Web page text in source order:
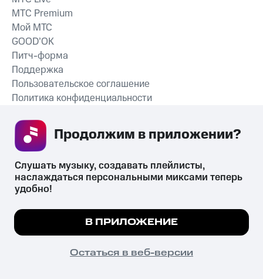
СКАЧАТЬ ПРИЛОЖЕНИЕ
MTС Premium
Мой МТС
GOOD’OK
Питч-форма
Поддержка
Пользовательское соглашение
Политика конфиденциальности
психотропных веществ, их аналогов причиняет вред здоровью,
их незаконный оборот запрещён и влечёт установленную
законодательством ответственность.
© 2026 ООО «КИОН».
Все права защищены
Мы используем куки, чтобы на сайте все
Подробнее
ПОНЯТНО
Слушать музыку, создавать плейлисты,
наслаждаться персональными миксами теперь
удобно!
В ПРИЛОЖЕНИЕ
Остаться в веб-версии